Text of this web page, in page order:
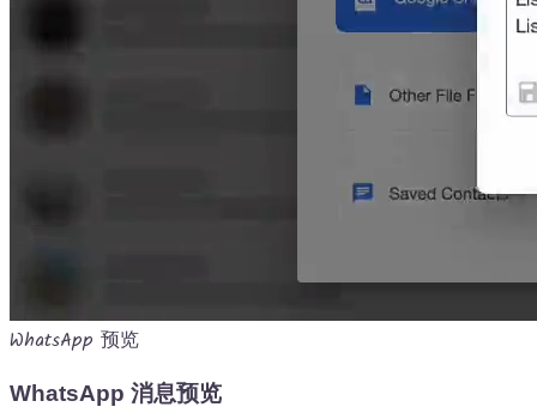
WhatsApp 预览
WhatsApp 消息预览